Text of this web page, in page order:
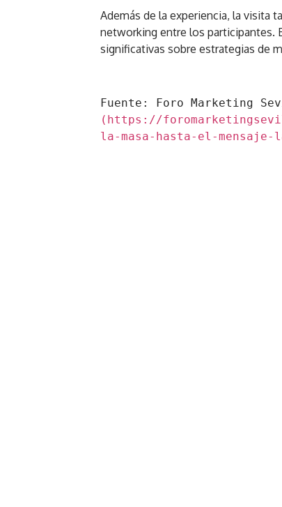
Además de la experiencia, la visita
networking entre los participantes.
significativas sobre estrategias de
(https://
la-masa-hasta-el-